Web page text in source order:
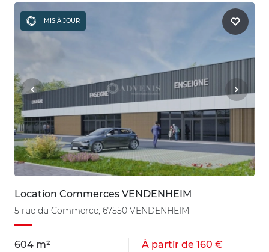
MIS À JOUR
Location Commerces VENDENHEIM
5 rue du Commerce, 67550 VENDENHEIM
604 m² À partir de 160 €